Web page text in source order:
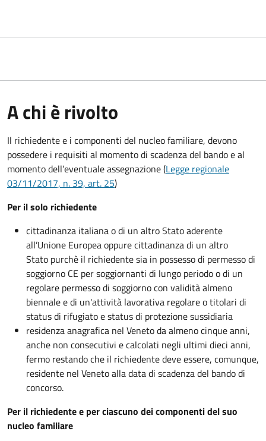
A chi è rivolto
Il richiedente e i componenti del nucleo familiare, devono
possedere i requisiti al momento di scadenza del bando e al
momento dell’eventuale assegnazione (Legge regionale
03/11/2017, n. 39, art. 25)
Per il solo richiedente
cittadinanza italiana o di un altro Stato aderente
all’Unione Europea oppure cittadinanza di un altro
Stato purchè il richiedente sia in possesso di permesso di
soggiorno CE per soggiornanti di lungo periodo o di un
regolare permesso di soggiorno con validità almeno
biennale e di un'attività lavorativa regolare o titolari di
status di rifugiato e status di protezione sussidiaria
residenza anagrafica nel Veneto da almeno cinque anni,
anche non consecutivi e calcolati negli ultimi dieci anni,
fermo restando che il richiedente deve essere, comunque,
residente nel Veneto alla data di scadenza del bando di
concorso.
Per il richiedente e per ciascuno dei componenti del suo
nucleo familiare